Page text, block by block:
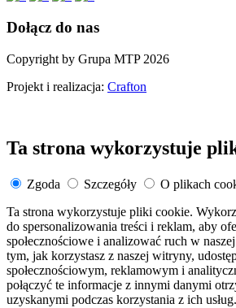
Dołącz do nas
Copyright by Grupa MTP 2026
Projekt i realizacja: Crafton
Ta strona wykorzystuje
Zgoda Szczegóły
O plikach
Ta strona wykorzystuje pliki cookie.
do spersonalizowania treści i reklam, aby
społecznościowe i analizować ruch w
tym, jak korzystasz z naszej witryny,
społecznościowym, reklamowym i
połączyć te informacje z innymi danymi
uzyskanymi podczas korzystania z ich usług.